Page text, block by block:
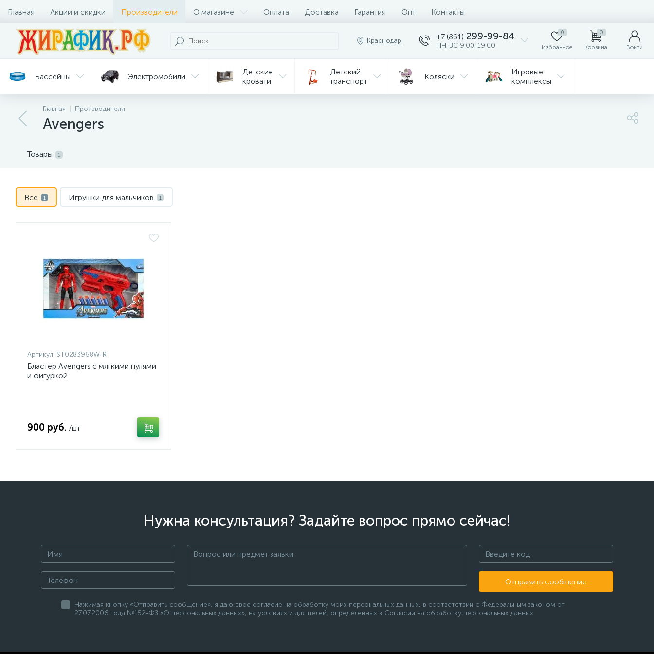
Главная Акции и скидки Производители О магазине Оплата Доставка Гарантия Опт Контакты
Краснодар +7 (861) 299-99-84
ПН-ВС 9:00-19:00
0
Избранное
0
Корзина Войти
Бассейны Электромобили
Детские
кровати
Детский
транспорт
Коляски
Игровые
комплексы
Батуты Велосипеды
и уход
Главная Производители
Avengers
Товары 1
Все 1 Игрушки для мальчиков 1
Артикул: ST0283968W-R
Бластер Avengers с мягкими пулями
и фигуркой
900 руб. /шт
Нужна консультация? Задайте вопрос прямо сейчас!
Отправить сообщение
Нажимая кнопку «Отправить сообщение», я даю свое согласие на обработку моих персональных данных, в соответствии с Федеральным законом от
27.07.2006 года №152-ФЗ «О персональных данных», на условиях и для целей, определенных в Согласии на обработку персональных данных